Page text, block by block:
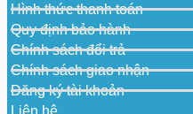
Third-party
Camera Access
ONVIF;
Samsung
Compression Standard
Video
Compression
Hình thức thanh toán
Quy định bảo hành
Chính sách đổi trả
Chính sách giao nhận
Đăng ký tài khoản
Liên hệ